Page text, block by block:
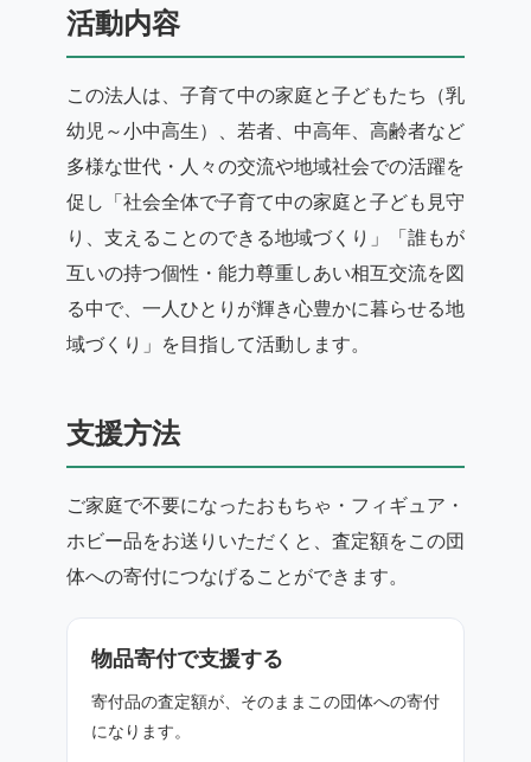
活動内容
この法人は、子育て中の家庭と子どもたち（乳
幼児～小中高生）、若者、中高年、高齢者など
多様な世代・人々の交流や地域社会での活躍を
促し「社会全体で子育て中の家庭と子ども見守
り、支えることのできる地域づくり」「誰もが
互いの持つ個性・能力尊重しあい相互交流を図
る中で、一人ひとりが輝き心豊かに暮らせる地
域づくり」を目指して活動します。
支援方法
ご家庭で不要になったおもちゃ・フィギュア・
ホビー品をお送りいただくと、査定額をこの団
体への寄付につなげることができます。
物品寄付で支援する
寄付品の査定額が、そのままこの団体への寄付
になります。